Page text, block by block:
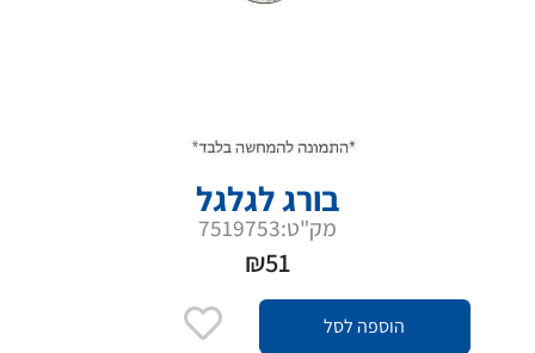
בורג לגלגל
מק"ט:7519753
₪51
הוספה לסל